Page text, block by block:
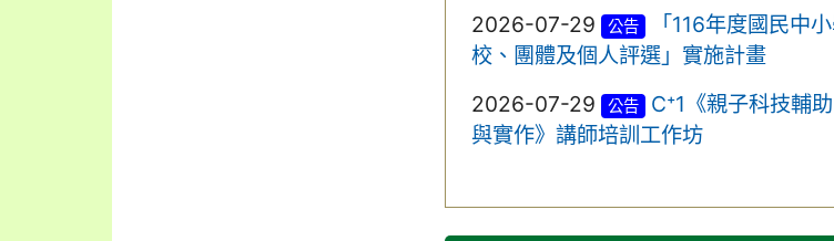
2026-07-29 公告
「116年度國民中
校、團體及個人評選」實施計畫
2026-07-29 公告
C⁺1《親子科技輔
與實作》講師培訓工作坊